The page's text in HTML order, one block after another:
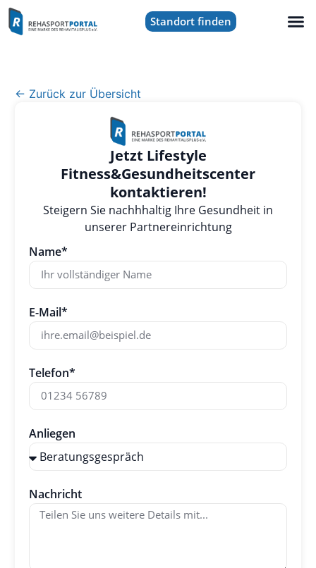
Standort finden
← Zurück zur Übersicht
Jetzt Lifestyle
Fitness&Gesundheitscenter
kontaktieren!
Steigern Sie nachhhaltig Ihre Gesundheit in
unserer Partnereinrichtung
Name*
E-Mail*
Telefon*
Anliegen
Nachricht